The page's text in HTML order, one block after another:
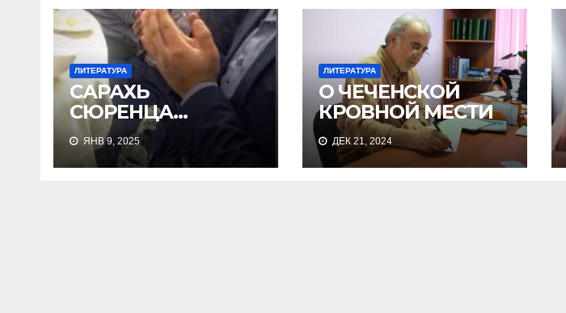
ЛИТЕРАТУРА
САРАХЬ
СЮРЕНЦА…
ЯНВ 9, 2025
ЛИТЕРАТУРА
О ЧЕЧЕНСКОЙ
КРОВНОЙ МЕСТИ
ДЕК 21, 2024